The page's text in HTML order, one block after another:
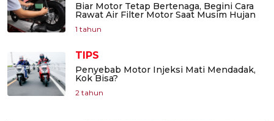
Biar Motor Tetap Bertenaga, Begini Cara
Rawat Air Filter Motor Saat Musim Hujan
1 tahun
TIPS
Penyebab Motor Injeksi Mati Mendadak,
Kok Bisa?
2 tahun